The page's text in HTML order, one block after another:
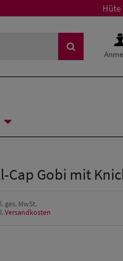
Hüte
Cap Gobi mit
ges. MwSt.
Versandkosten